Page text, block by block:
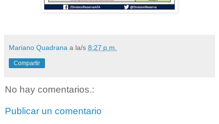
Mariano Quadrana a la/s 8:27 p.m.
Compartir
No hay comentarios.:
Publicar un comentario